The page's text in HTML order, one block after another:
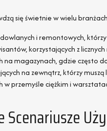
się świetnie w wielu
i remontowych,
korzystających z
na magazynach, gdzie często
na zewnątrz, którzy
w przemyśle ciężkim i
Scenariusze